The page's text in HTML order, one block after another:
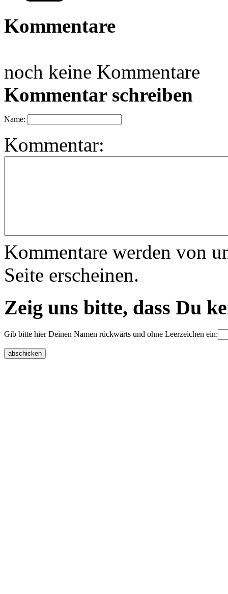
Kommentare
noch keine Kommentare
Kommentar schreiben
Name:
Kommentar:
Kommentare werden von
Seite erscheinen.
Zeig uns bitte, dass Du
Gib bitte hier Deinen Namen rückwärts und ohne Leerzeichen ein: